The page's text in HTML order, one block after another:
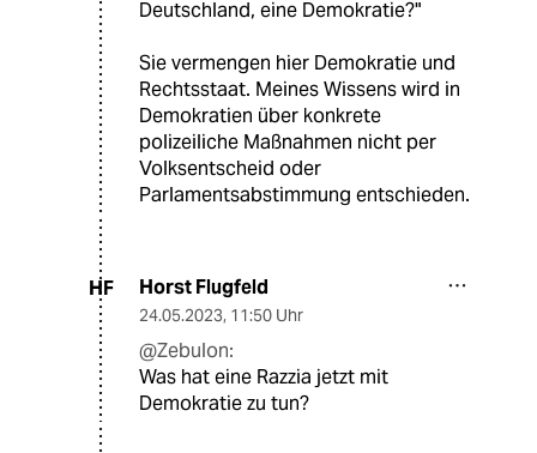
Deutschland, eine Demokratie?"
Sie vermengen hier Demokratie und
Rechtsstaat. Meines Wissens wird in
Demokratien über konkrete
polizeiliche Maßnahmen nicht per
Volksentscheid oder
Parlamentsabstimmung entschieden.
HF Horst Flugfeld
24.05.2023, 11:50 Uhr
@Zebulon:
Was hat eine Razzia jetzt mit
Demokratie zu tun?